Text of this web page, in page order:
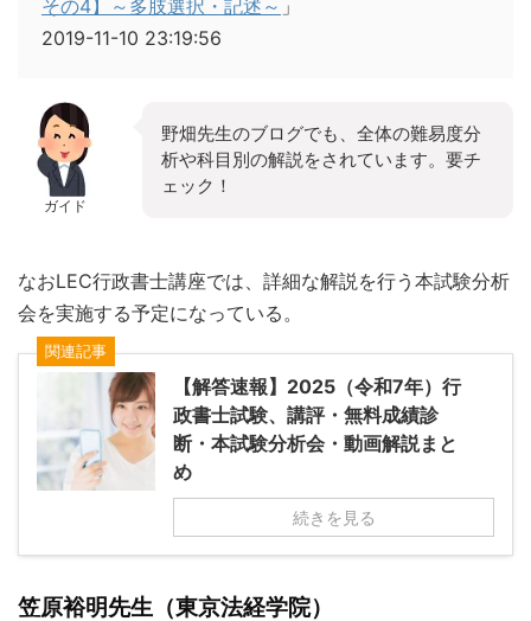
その4】～多肢選択・記述～ 」
2019-11-10 23:19:56
ガイド
野畑先生のブログでも、全体の難易度分
析や科目別の解説をされています。要チ
ェック！
なおLEC行政書士講座では、詳細な解説を行う本試験分析
会を実施する予定になっている。
関連記事
【解答速報】2025（令和7年）行
政書士試験、講評・無料成績診
断・本試験分析会・動画解説まと
め
続きを見る
笠原裕明先生（東京法経学院）